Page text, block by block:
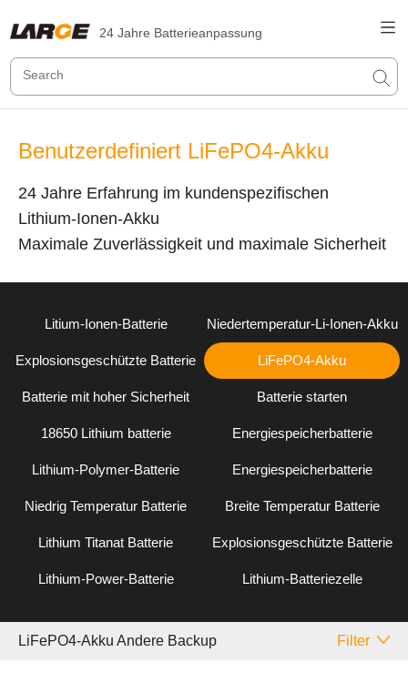
24 Jahre Batterieanpassung
Benutzerdefiniert LiFePO4-Akku
24 Jahre Erfahrung im kundenspezifischen
Lithium-Ionen-Akku
Maximale Zuverlässigkeit und maximale Sicherheit
Litium-Ionen-Batterie Niedertemperatur-Li-Ionen-Akku
Explosionsgeschützte Batterie LiFePO4-Akku
Batterie mit hoher Sicherheit Batterie starten
18650 Lithium batterie Energiespeicherbatterie
Lithium-Polymer-Batterie Energiespeicherbatterie
Niedrig Temperatur Batterie Breite Temperatur Batterie
Lithium Titanat Batterie Explosionsgeschützte Batterie
Lithium-Power-Batterie Lithium-Batteriezelle
LiFePO4-Akku Andere Backup Filter